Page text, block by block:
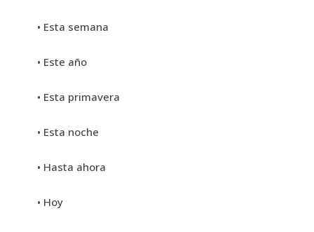
• Esta semana
• Este año
• Esta primavera
• Esta noche
• Hasta ahora
• Hoy